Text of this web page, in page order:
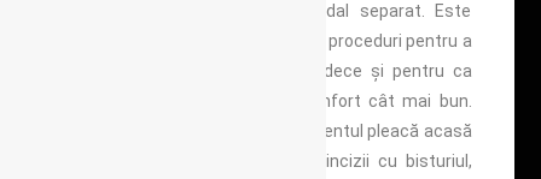
pentru fiecare pachet hemoroidal separat. Este
necesară această perioadă între proceduri pentru a
permite organismului să se vindece și pentru ca
pacientului să i se ofere un confort cât mai bun.
După efectuarea procedurii, pacientul pleacă acasă
fără a fi supus unei anestezii, incizii cu bisturiul,